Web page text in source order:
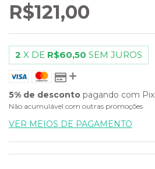
R$121,00
2 X DE R$60,50 SEM JUROS
5% de desconto pagando com Pix
Não acumulável com outras promoções
VER MEIOS DE PAGAMENTO